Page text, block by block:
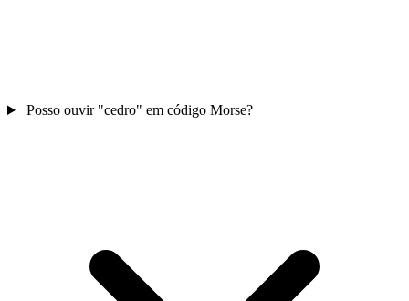
Posso ouvir "cedro" em código Morse?